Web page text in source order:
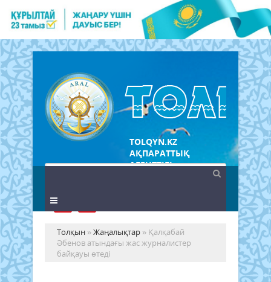
TOLQYN.KZ
АҚПАРАТТЫҚ
АГЕНТТІГІ
Толқын »Жаңалықтар » Қалқабай
Әбенов атындағы жас журналистер
байқауы өтеді